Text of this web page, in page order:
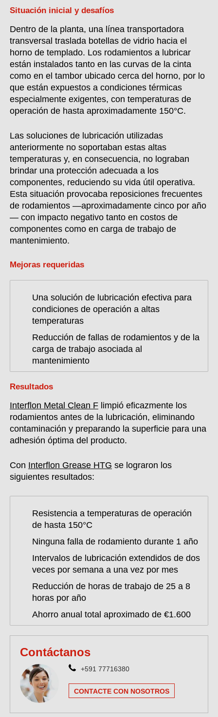
Situación inicial y desafíos
Dentro de la planta, una línea transportadora
transversal traslada botellas de vidrio hacia el
horno de templado. Los rodamientos a lubricar
están instalados tanto en las curvas de la cinta
como en el tambor ubicado cerca del horno, por lo
que están expuestos a condiciones térmicas
especialmente exigentes, con temperaturas de
operación de hasta aproximadamente 150°C.
Las soluciones de lubricación utilizadas
anteriormente no soportaban estas altas
temperaturas y, en consecuencia, no lograban
brindar una protección adecuada a los
componentes, reduciendo su vida útil operativa.
Esta situación provocaba reposiciones frecuentes
de rodamientos —aproximadamente cinco por año
— con impacto negativo tanto en costos de
componentes como en carga de trabajo de
mantenimiento.
Mejoras requeridas
Una solución de lubricación efectiva para
condiciones de operación a altas
temperaturas
Reducción de fallas de rodamientos y de la
carga de trabajo asociada al
mantenimiento
Resultados
Interflon Metal Clean F limpió eficazmente los
rodamientos antes de la lubricación, eliminando
contaminación y preparando la superficie para una
adhesión óptima del producto.
Con Interflon Grease HTG se lograron los
siguientes resultados:
Resistencia a temperaturas de operación
de hasta 150°C
Ninguna falla de rodamiento durante 1 año
Intervalos de lubricación extendidos de dos
veces por semana a una vez por mes
Reducción de horas de trabajo de 25 a 8
horas por año
Ahorro anual total aproximado de €1.600
Contáctanos
+591 77716380
CONTACTE CON NOSOTROS